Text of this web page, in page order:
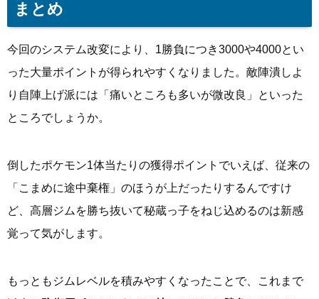
まとめ
今回のシステム改変により、1勝負につき3000や4000とい
った大量ポイントが得られやすくなりました。敵陣潰しよ
り自陣上げ派には「痛いところも多いが微改良」といった
ところでしょうか。
倒したポケモン1体当たりの獲得ポイントでいえば、従来の
「こまめに途中棄権」のほうが上だったりするんですけ
ど、高層ジムを勝ち抜いて秘蔵っ子をねじ込めるのは新感
覚って気がします。
もっともジムレベルを積みやすくなったことで、これまで